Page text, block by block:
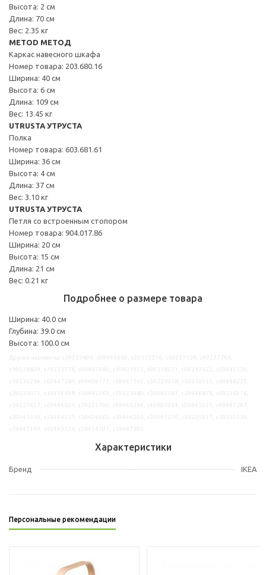
Высота: 2 см
Длина: 70 см
Вес: 2.35 кг
METOD МЕТОД
Каркас навесного шкафа
Номер товара: 203.680.16
Ширина: 40 см
Высота: 6 см
Длина: 109 см
Вес: 13.45 кг
UTRUSTA УТРУСТА
Полка
Номер товара: 603.681.61
Ширина: 36 см
Высота: 4 см
Длина: 37 см
Вес: 3.10 кг
UTRUSTA УТРУСТА
Петля со встроенным стопором
Номер товара: 904.017.86
Ширина: 20 см
Высота: 15 см
Длина: 21 см
Вес: 0.21 кг
Подробнее о размере товара
Ширина: 40.0 см
Глубина: 39.0 см
Высота: 100.0 см
Характеристики
Бренд IKEA
Персональные рекомендации